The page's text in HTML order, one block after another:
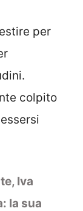
per
colpito
Iva
la sua